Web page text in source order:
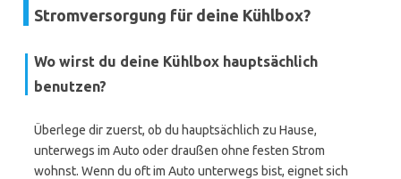
Stromversorgung für deine Kühlbox?
Wo wirst du deine Kühlbox hauptsächlich
benutzen?
Überlege dir zuerst, ob du hauptsächlich zu Hause,
unterwegs im Auto oder draußen ohne festen Strom
wohnst. Wenn du oft im Auto unterwegs bist, eignet sich